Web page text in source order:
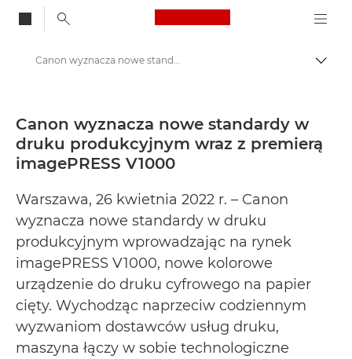
Canon Logo, back
Centrum prasowe
Informacje prasowe – Centrum Prasowe Canon
Canon wyznacza nowe standardy w druku produkcyjnym wraz z premierą imagePRESS V1000 - Centrum prasowe firmy Canon
Canon wyznacza nowe standardy w
druku produkcyjnym wraz z premierą
imagePRESS V1000
Warszawa, 26 kwietnia 2022 r. – Canon
wyznacza nowe standardy w druku
produkcyjnym wprowadzając na rynek
imagePRESS V1000, nowe kolorowe
urządzenie do druku cyfrowego na papier
cięty. Wychodząc naprzeciw codziennym
wyzwaniom dostawców usług druku,
maszyna łączy w sobie technologiczne